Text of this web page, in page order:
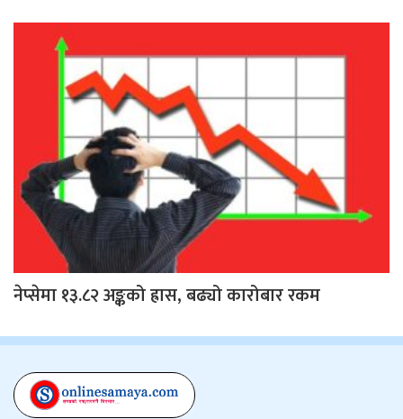
नेप्सेमा १३.८२ अङ्कको ह्रास, बढ्यो कारोबार रकम